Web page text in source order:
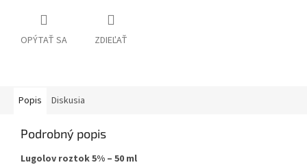
OPÝTAŤ SA ZDIEĽAŤ
Popis Diskusia
Podrobný popis
Lugolov roztok 5% – 50 ml